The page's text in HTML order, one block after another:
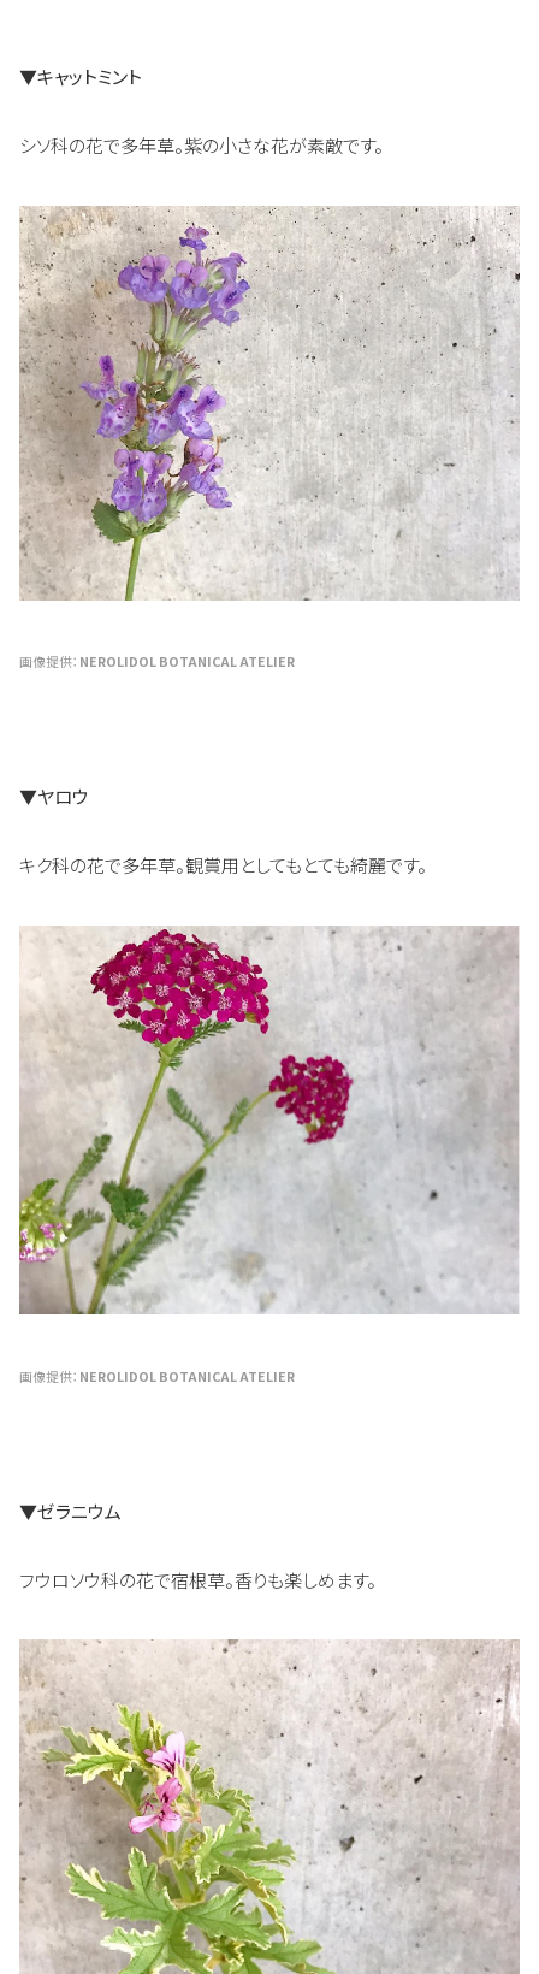
▼キャットミント
シソ科の花で多年草。紫の小さな花が素敵です。
画像提供： NEROLIDOL BOTANICAL ATELIER
▼ヤロウ
キク科の花で多年草。観賞用としてもとても綺麗です。
画像提供： NEROLIDOL BOTANICAL ATELIER
▼ゼラニウム
フウロソウ科の花で宿根草。香りも楽しめます。